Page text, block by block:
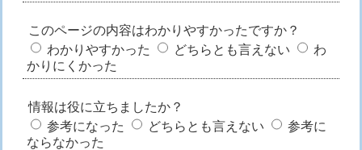
このページの内容はわかりやすかったですか？
わかりやすかった
どちらとも言えない
わ
かりにくかった
情報は役に立ちましたか？
参考になった
どちらとも言えない
参考に
ならなかった